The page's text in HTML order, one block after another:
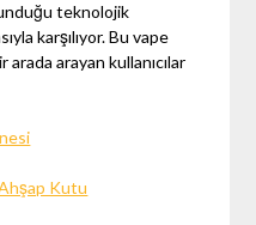
teknolojik
karşılıyor. Bu vape
arayan kullanıcılar
Kutu